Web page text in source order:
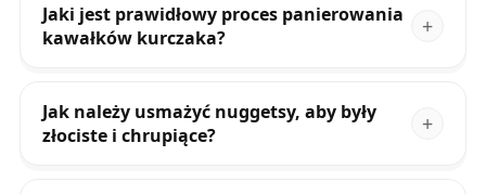
Jaki jest prawidłowy proces panierowania
kawałków kurczaka?
Jak należy usmażyć nuggetsy, aby były
złociste i chrupiące?